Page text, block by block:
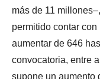
más de 11
permitido contar
aumentar de 646
convocatoria, entre
supone un aumento